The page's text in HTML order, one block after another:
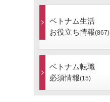
ベトナム生活
お役立ち情報(867)
ベトナム転職
必須情報(15)